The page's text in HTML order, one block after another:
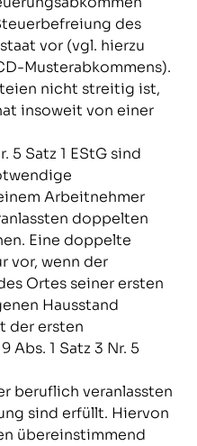
des
vor (vgl. hierzu
Musterabkommens).
nicht streitig ist,
insoweit von einer
5 Satz 1 EStG sind
Arbeitnehmer
doppelten
Eine doppelte
vor, wenn der
Ortes seiner ersten
Hausstand
der ersten
1 Satz 3 Nr. 5
beruflich veranlassten
sind erfüllt. Hiervon
übereinstimmend